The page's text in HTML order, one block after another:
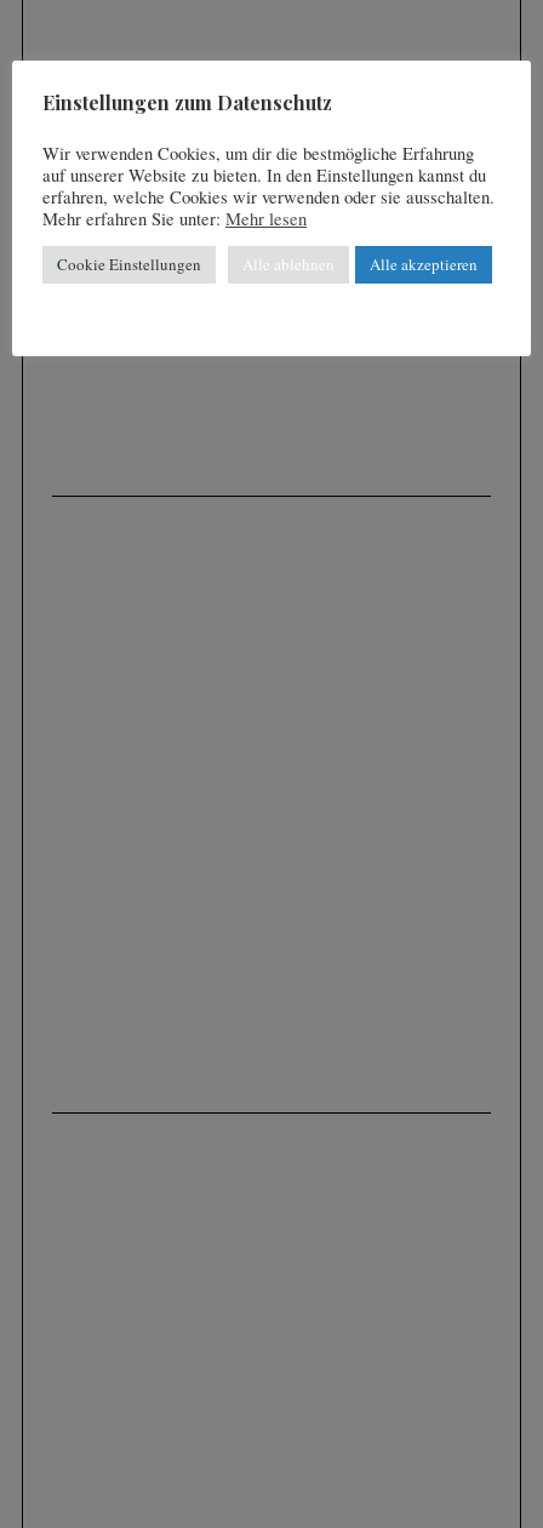
Einstellungen zum Datenschutz
Wir verwenden Cookies, um dir die bestmögliche Erfahrung
auf unserer Website zu bieten. In den Einstellungen kannst du
erfahren, welche Cookies wir verwenden oder sie ausschalten.
Mehr erfahren Sie unter: Mehr lesen
Cookie Einstellungen Alle ablehnen Alle akzeptieren